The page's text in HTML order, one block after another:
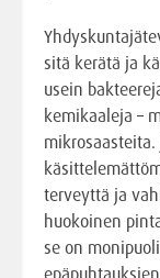
sitä kerätä ja
usein
kemikaaleja –
mikrosaasteita.
terveyttä ja
huokoinen
se on